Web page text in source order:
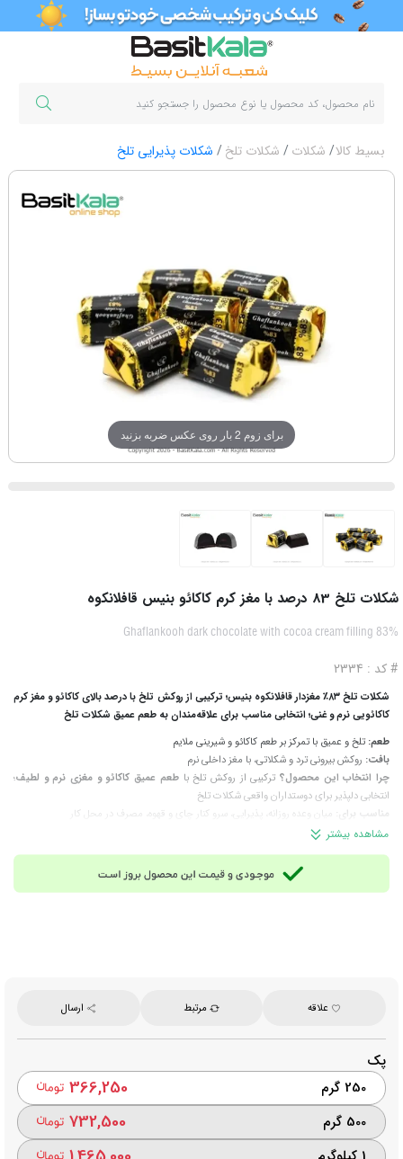
بسیط کالا شکلات شکلات تلخ شکلات پذیرایی تلخ
برای زوم 2 بار روی عکس ضربه بزنید
شکلات تلخ 83 درصد با مغز کرم کاکائو بنیس قافلانکوه
Ghaflankooh dark chocolate with cocoa cream filling 83%
# کد : 2334
شکلات تلخ ۸۳٪ مغزدار قافلانکوه بنیس؛ ترکیبی از روکش تلخ با درصد بالای کاکائو و مغز کرم
کاکائویی نرم و غنی؛ انتخابی مناسب برای علاقه‌مندان به طعم عمیق شکلات تلخ
طعم: تلخ و عمیق با تمرکز بر طعم کاکائو و شیرینی ملایم
بافت: روکش بیرونی ترد و شکلاتی، با مغز داخلی نرم
چرا انتخاب این محصول؟ ترکیبی از روکش تلخ باطعم عمیق کاکائو و مغزی نرم و لطیف؛
انتخابی دلپذیر برای دوستداران واقعی شکلات تلخ
مناسب برای:
میان‌ وعده روزانه، پذیرایی، سرو کنار چای و قهوه، مصرف در محل کار
وزن تقریبی هر عدد:
قافلانکوه (بنیس)
ساخت:
مشاهده بیشتر
علاقه مرتبط ارسال
پک
250 گرم
366,250
500 گرم 732,500